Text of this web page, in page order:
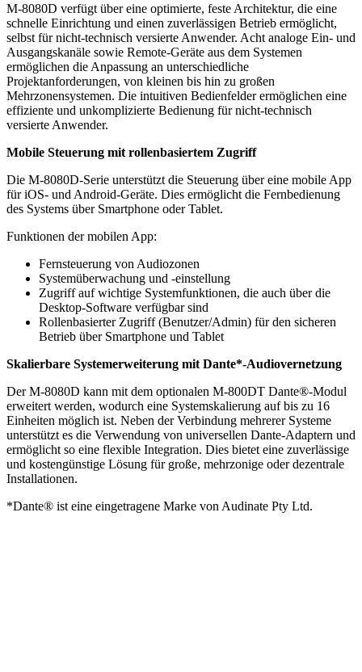
M-8080D verfügt über eine optimierte, feste Architektur, die eine
schnelle Einrichtung und einen zuverlässigen Betrieb ermöglicht,
selbst für nicht-technisch versierte Anwender. Acht analoge Ein- und
Ausgangskanäle sowie Remote-Geräte aus dem Systemen
ermöglichen die Anpassung an unterschiedliche
Projektanforderungen, von kleinen bis hin zu großen
Mehrzonensystemen. Die intuitiven Bedienfelder ermöglichen eine
effiziente und unkomplizierte Bedienung für nicht-technisch
versierte Anwender.
Mobile Steuerung mit rollenbasiertem Zugriff
Die M-8080D-Serie unterstützt die Steuerung über eine mobile App
für iOS- und Android-Geräte. Dies ermöglicht die Fernbedienung
des Systems über Smartphone oder Tablet.
Funktionen der mobilen App:
Fernsteuerung von Audiozonen
Systemüberwachung und -einstellung
Zugriff auf wichtige Systemfunktionen, die auch über die
Desktop-Software verfügbar sind
Rollenbasierter Zugriff (Benutzer/Admin) für den sicheren
Betrieb über Smartphone und Tablet
Skalierbare Systemerweiterung mit Dante*-Audiovernetzung
Der M-8080D kann mit dem optionalen M-800DT Dante®-Modul
erweitert werden, wodurch eine Systemskalierung auf bis zu 16
Einheiten möglich ist. Neben der Verbindung mehrerer Systeme
unterstützt es die Verwendung von universellen Dante-Adaptern und
ermöglicht so eine flexible Integration. Dies bietet eine zuverlässige
und kostengünstige Lösung für große, mehrzonige oder dezentrale
Installationen.
*Dante® ist eine eingetragene Marke von Audinate Pty Ltd.